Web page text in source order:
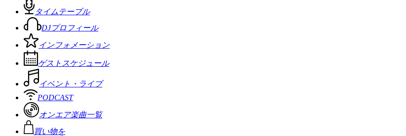
タイムテーブル
DJプロフィール
インフォメーション
ゲストスケジュール
イベント・ライブ
PODCAST
オンエア楽曲一覧
買い物を